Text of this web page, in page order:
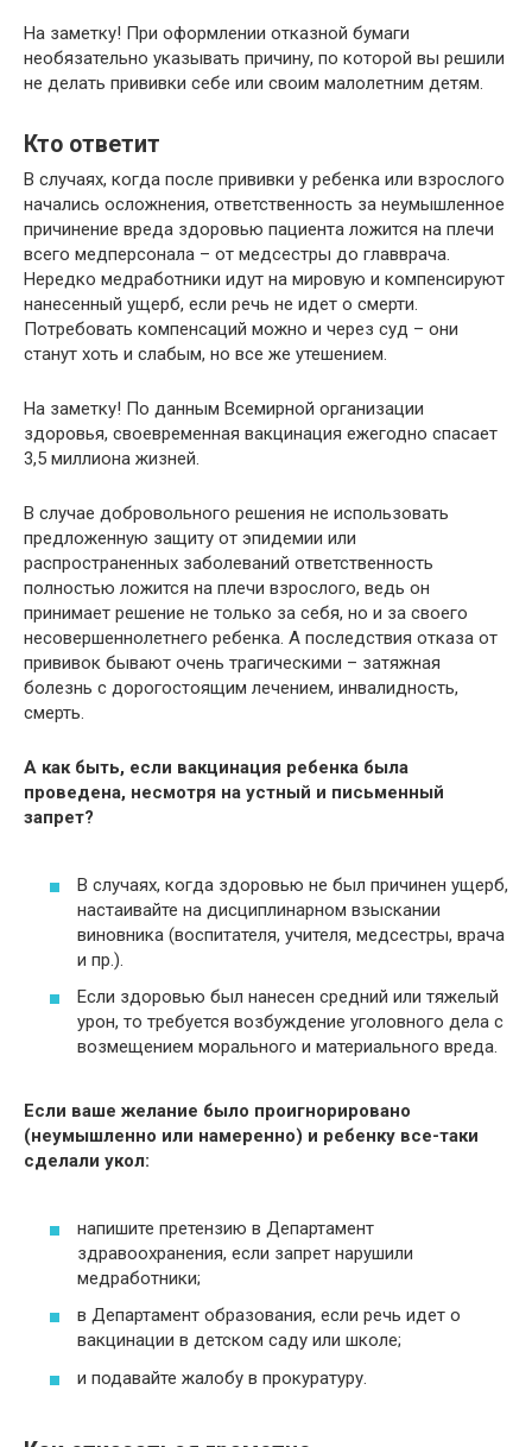
На заметку! При оформлении отказной бумаги
необязательно указывать причину, по которой вы решили
не делать прививки себе или своим малолетним детям.
Кто ответит
В случаях, когда после прививки у ребенка или взрослого
начались осложнения, ответственность за неумышленное
причинение вреда здоровью пациента ложится на плечи
всего медперсонала – от медсестры до главврача.
Нередко медработники идут на мировую и компенсируют
нанесенный ущерб, если речь не идет о смерти.
Потребовать компенсаций можно и через суд – они
станут хоть и слабым, но все же утешением.
На заметку! По данным Всемирной организации
здоровья, своевременная вакцинация ежегодно спасает
3,5 миллиона жизней.
В случае добровольного решения не использовать
предложенную защиту от эпидемии или
распространенных заболеваний ответственность
полностью ложится на плечи взрослого, ведь он
принимает решение не только за себя, но и за своего
несовершеннолетнего ребенка. А последствия отказа от
прививок бывают очень трагическими – затяжная
болезнь с дорогостоящим лечением, инвалидность,
смерть.
А как быть, если вакцинация ребенка была
проведена, несмотря на устный и письменный
запрет?
В случаях, когда здоровью не был причинен ущерб,
настаивайте на дисциплинарном взыскании
виновника (воспитателя, учителя, медсестры, врача
и пр.).
Если здоровью был нанесен средний или тяжелый
урон, то требуется возбуждение уголовного дела с
возмещением морального и материального вреда.
Если ваше желание было проигнорировано
(неумышленно или намеренно) и ребенку все-таки
сделали укол:
напишите претензию в Департамент
здравоохранения, если запрет нарушили
медработники;
в Департамент образования, если речь идет о
вакцинации в детском саду или школе;
и подавайте жалобу в прокуратуру.